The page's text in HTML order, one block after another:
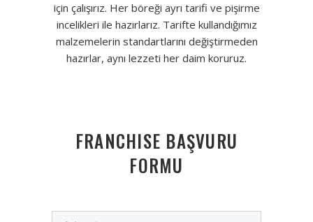
için çalışırız. Her böreği ayrı tarifi ve pişirme
incelikleri ile hazırlarız. Tarifte kullandığımız
malzemelerin standartlarını değiştirmeden
hazırlar, aynı lezzeti her daim koruruz.
FRANCHISE BAŞVURU
FORMU